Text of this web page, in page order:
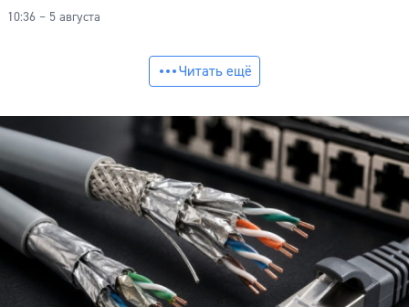
10:36 – 5 августа
Читать ещё